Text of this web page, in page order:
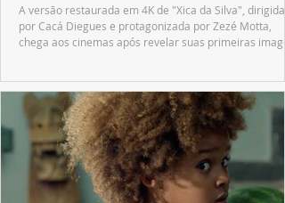
A versão restaurada em 4K de "Xica da Silva", dirigida
por Cacá Diegues e protagonizada por Zezé Motta,
chega aos cinemas após revelar suas primeiras